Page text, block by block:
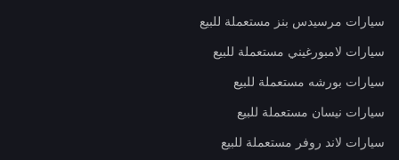
سيارات مرسيدس بنز مستعملة للبيع
سيارات لامبورغيني مستعملة للبيع
سيارات بورشه مستعملة للبيع
سيارات نيسان مستعملة للبيع
سيارات لاند روفر مستعملة للبيع